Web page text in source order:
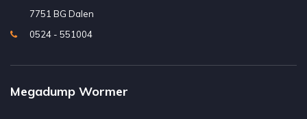
7751 BG Dalen
0524 - 551004
Megadump Wormer